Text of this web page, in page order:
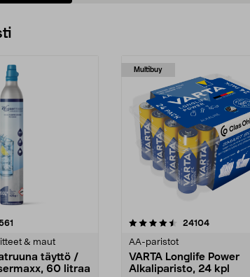
& maut
täyttö /
60 litraa
Multibuy
24104arvostelut
AA-paristot
VARTA Longlife Power
Alkaliparisto, 24 kpl
4.5viidestä